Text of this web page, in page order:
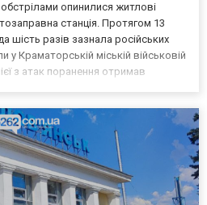
опинилися житлові
станція. Протягом 13
шість разів зазнала російських
у Краматорській міській військовій
з атак поранення отримав